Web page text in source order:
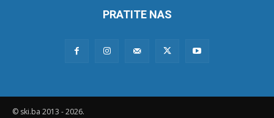
PRATITE NAS
© ski.ba 2013 - 2026.